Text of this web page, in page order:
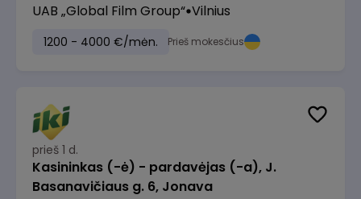
UAB „Global Film Group“ Vilnius
1200 - 4000 €/mėn. Prieš mokesčius
prieš 1 d.
Kasininkas (-ė) - pardavėjas (-a), J.
Basanavičiaus g. 6, Jonava